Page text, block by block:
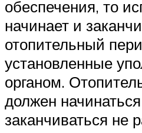
обеспечения, то
начинает и
отопительный
установленные
органом.
должен
заканчиваться не